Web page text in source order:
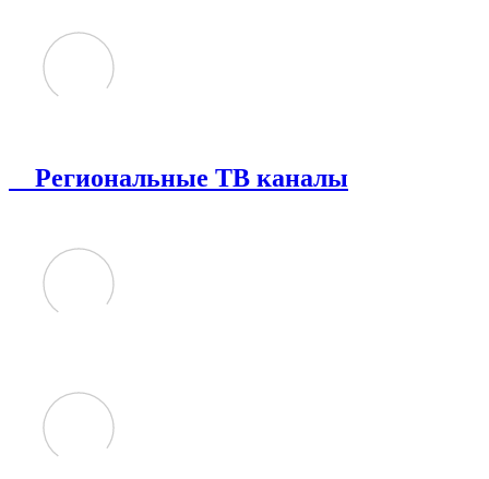
Региональные ТВ каналы